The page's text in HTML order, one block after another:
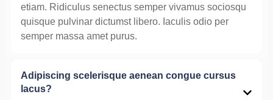
etiam. Ridiculus senectus semper vivamus sociosqu
quisque pulvinar dictumst libero. Iaculis odio per
semper massa amet purus.
Adipiscing scelerisque aenean congue cursus
lacus?